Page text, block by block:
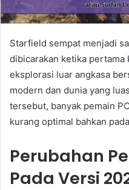
Starfield sempat menjadi
dibicarakan ketika pertama
eksplorasi luar angkasa
modern dan dunia yang
tersebut, banyak pemain
kurang optimal bahkan
Perubahan
Pada Versi